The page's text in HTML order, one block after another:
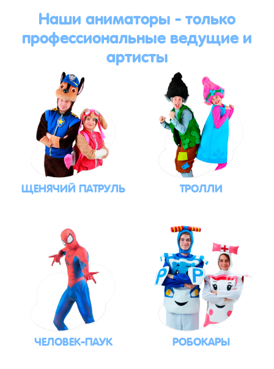
Наши аниматоры - только
профессиональные ведущие и
артисты
ЩЕНЯЧИЙ ПАТРУЛЬ ТРОЛЛИ
ЧЕЛОВЕК-ПАУК РОБОКАРЫ